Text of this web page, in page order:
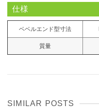
仕様
ベベルエンド型寸法
質量
SIMILAR POSTS